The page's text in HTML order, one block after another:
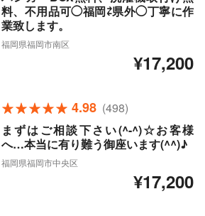
料、不用品可◯福岡⇄県外◯丁寧に作
業致します。
福岡県福岡市南区
¥17,200
4.98 (498)
まずはご相談下さい(^-^)☆お客様
へ…本当に有り難う御座います(^^)♪
福岡県福岡市中央区
¥17,200